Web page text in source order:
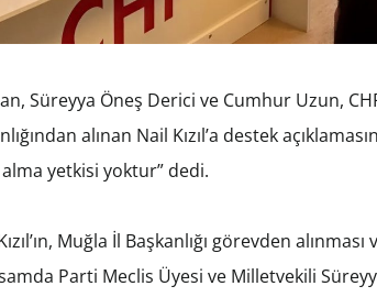
Süreyya Öneş Derici ve Cumhur Uzun,
alınan Nail Kızıl’a destek
yetkisi yoktur” dedi.
Muğla İl Başkanlığı görevden
Parti Meclis Üyesi ve Milletvekili